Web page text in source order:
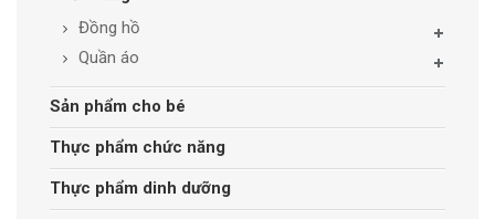
Đồng hồ
Quần áo
Sản phẩm cho bé
Thực phẩm chức năng
Thực phẩm dinh dưỡng